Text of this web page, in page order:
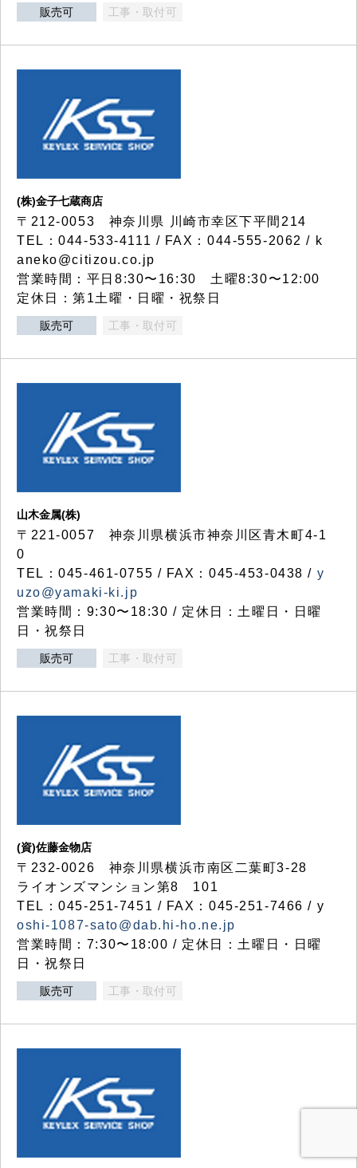
販売可 工事・取付可
(株)金子七蔵商店
〒212-0053 神奈川県 川崎市幸区下平間214
TEL：044-533-4111 / FAX：044-555-2062 / k
aneko@citizou.co.jp
営業時間：平日8:30〜16:30 土曜8:30〜12:00
定休日：第1土曜・日曜・祝祭日
販売可 工事・取付可
山木金属(株)
〒221-0057 神奈川県横浜市神奈川区青木町4-1
0
TEL：045-461-0755 / FAX：045-453-0438 / y
uzo@yamaki-ki.jp
営業時間：9:30〜18:30 / 定休日：土曜日・日曜
日・祝祭日
販売可 工事・取付可
(資)佐藤金物店
〒232-0026 神奈川県横浜市南区二葉町3-28
ライオンズマンション第8 101
TEL：045-251-7451 / FAX：045-251-7466 / y
oshi-1087-sato@dab.hi-ho.ne.jp
営業時間：7:30〜18:00 / 定休日：土曜日・日曜
日・祝祭日
販売可 工事・取付可